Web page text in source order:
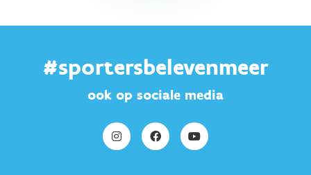
#sportersbelevenmeer
ook op sociale media